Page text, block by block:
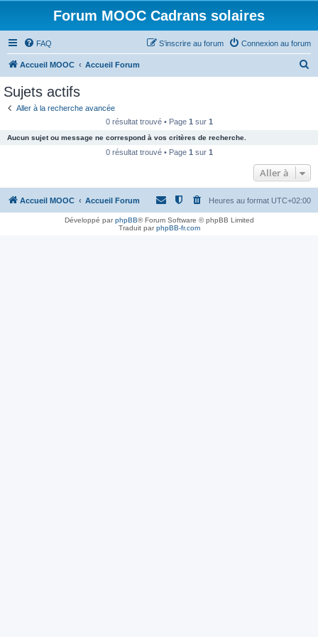
Forum MOOC Cadrans solaires
FAQ Connexion au forum
S’inscrire au forum
Accueil MOOC Accueil Forum
c
e
Sujets actifs
Aller à la recherche avancée
0 résultat trouvé • Page 1 sur 1
Aucun sujet ou message ne correspond à vos critères de recherche.
0 résultat trouvé • Page 1 sur 1
Aller à
Accueil MOOC Accueil Forum Heures au format UTC+02:00
Développé parphpBB® Forum Software © phpBB Limited
Traduit parphpBB-fr.com